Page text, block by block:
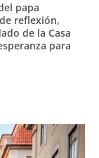
papa
reflexión,
de la Casa
para